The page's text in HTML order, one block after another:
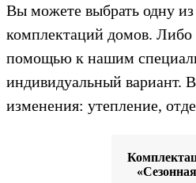
Вы можете выбрать одну
комплектаций домов. Либо
помощью к нашим
индивидуальный вариант.
изменения: утепление,